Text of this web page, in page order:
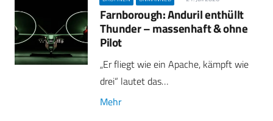
Farnborough: Anduril enthüllt
Thunder – massenhaft & ohne
Pilot
„Er fliegt wie ein Apache, kämpft wie
drei“ lautet das…
Mehr